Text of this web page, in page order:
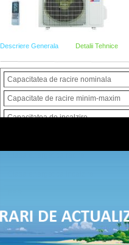
Descriere Generala Detalii Tehnice
Capacitatea de racire nominala
Capacitate de racire minim-maxim
Capacitatea de incalzire
COP
Sursa de alimentare